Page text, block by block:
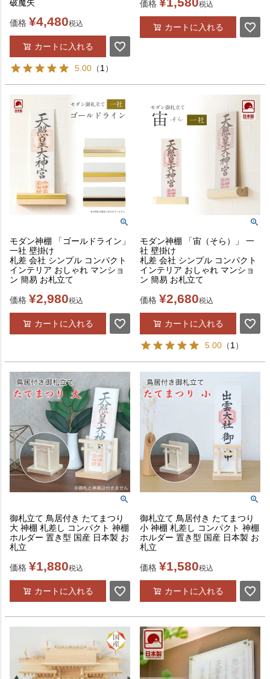
破魔矢
価格 ¥4,480税込
カートに入れる
5.00 （1 ）
価格 税込
カートに入れる
モダン神棚 「ゴールドライン」
一社 壁掛け
札差 会社 シンプル コンパクト
インテリア おしゃれ マンショ
ン 簡易 お札立て
価格 ¥2,980税込
カートに入れる
モダン神棚 「宙（そら）」 一
社 壁掛け
札差 会社 シンプル コンパクト
インテリア おしゃれ マンショ
ン 簡易 お札立て
価格 ¥2,680税込
カートに入れる
5.00 （1 ）
御札立て 鳥居付き たてまつり
大 神棚 札差し コンパクト 神棚
ホルダー 置き型 国産 日本製 お
札立
価格 ¥1,880税込
カートに入れる
御札立て 鳥居付き たてまつり
小 神棚 札差し コンパクト 神棚
ホルダー 置き型 国産 日本製 お
札立
価格 ¥1,580税込
カートに入れる